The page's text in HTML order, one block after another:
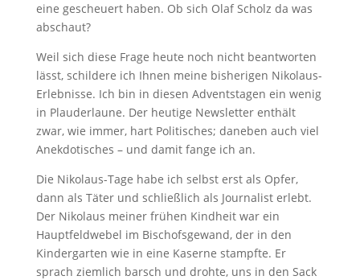
eine gescheuert haben. Ob sich Olaf Scholz da was
abschaut?
Weil sich diese Frage heute noch nicht beantworten
lässt, schildere ich Ihnen meine bisherigen Nikolaus-
Erlebnisse. Ich bin in diesen Adventstagen ein wenig
in Plauderlaune. Der heutige Newsletter enthält
zwar, wie immer, hart Politisches; daneben auch viel
Anekdotisches – und damit fange ich an.
Die Nikolaus-Tage habe ich selbst erst als Opfer,
dann als Täter und schließlich als Journalist erlebt.
Der Nikolaus meiner frühen Kindheit war ein
Hauptfeldwebel im Bischofsgewand, der in den
Kindergarten wie in eine Kaserne stampfte. Er
sprach ziemlich barsch und drohte, uns in den Sack